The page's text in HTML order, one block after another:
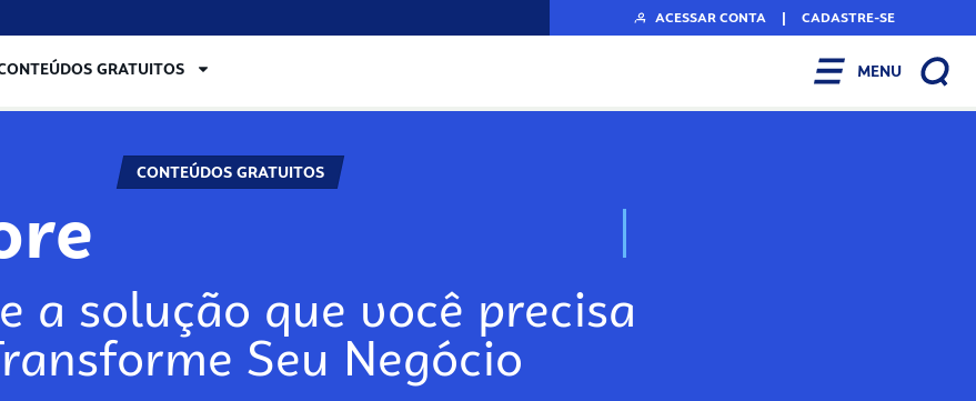
ACESSAR CONTA | CADASTRE-SE
GRATUITOS MENU
CONTEÚDOS GRATUITOS
N
a solução que você precisa
Seu Negócio